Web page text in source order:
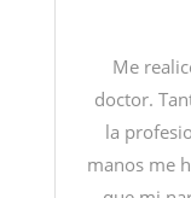
Me
doctor.
la
manos me